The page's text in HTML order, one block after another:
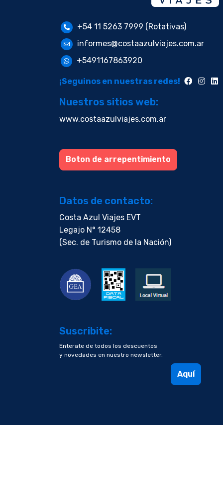
+54 11 5263 7999 (Rotativas)
informes@costaazulviajes.com.ar
+5491167863920
¡Seguinos en nuestras redes!
Nuestros sitios web:
www.costaazulviajes.com.ar
Boton de arrepentimiento
Datos de contacto:
Costa Azul Viajes EVT
Legajo N° 12458
(Sec. de Turismo de la Nación)
Suscribite:
Enterate de todos los descuentos
y novedades en nuestro newsletter.
Aquí